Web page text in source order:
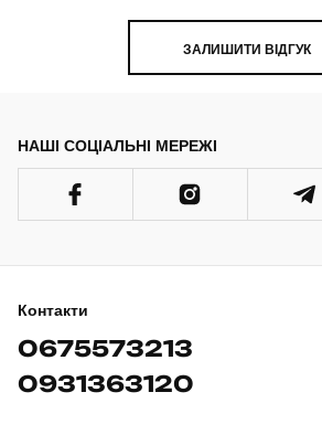
ЗАЛИШИТИ ВІДГУК
НАШІ СОЦІАЛЬНІ МЕРЕЖІ
Контакти
0675573213
0931363120